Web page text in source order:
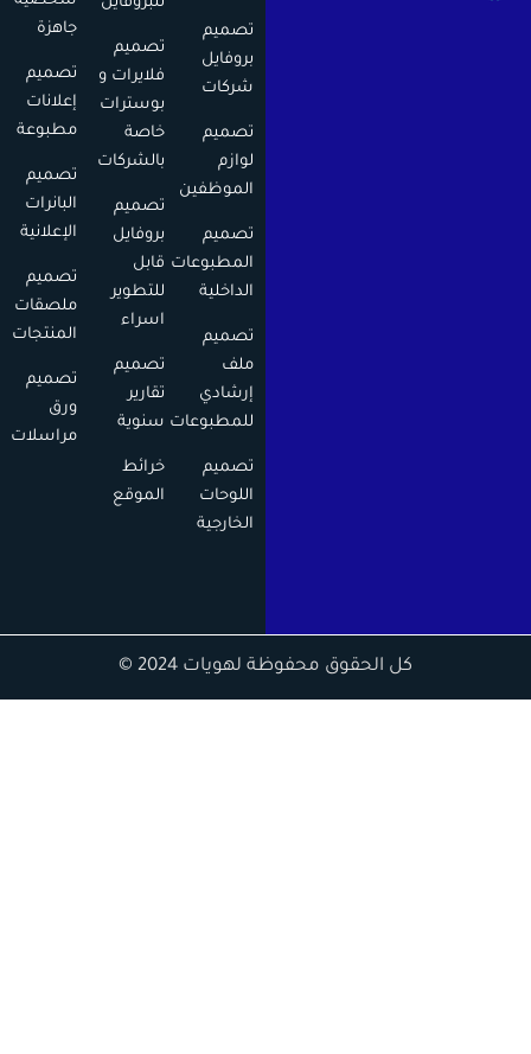
تصميم
بروفايل
شركات
تصميم
الموظفين
تصميم
المطبوعات
الداخلية
تصميم
إرشادي
للمطبوعات
تصميم
اللوحات
الخارجية
تصميم
فلايرات و
بوسترات
خاصة
بالشركات
تصميم
بروفايل
قابل
للتطوير
تصميم
تقارير
سنوية
خرائط
الموقع
تصميم
إعلانات
مطبوعة
تصميم
البانرات
الإعلانية
تصميم
ملصقات
المنتجات
تصميم
مراسلات
كل الحقوق محفوظة لهويات 2024 ©